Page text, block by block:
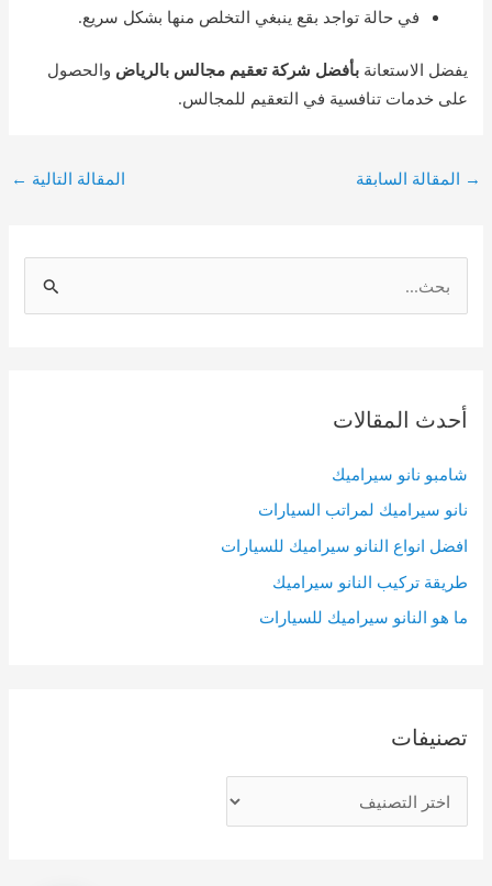
في حالة تواجد بقع ينبغي التخلص منها بشكل سريع.
يفضل الاستعانةبأفضل شركة تعقيم مجالس بالرياض والحصول
على خدمات تنافسية في التعقيم للمجالس.
Post→ المقالة السابقة المقالة التالية ←
c
h
:
أحدث المقالات
شامبو نانو سيراميك
نانو سيراميك لمراتب السيارات
افضل انواع النانو سيراميك للسيارات
طريقة تركيب النانو سيراميك
ما هو النانو سيراميك للسيارات
تصنيفات
ص